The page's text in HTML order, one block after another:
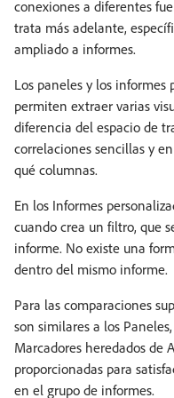
conexiones a diferentes
trata más adelante,
ampliado a informes.
Los paneles y los informes
permiten extraer varias
diferencia del espacio de
correlaciones sencillas y
qué columnas.
En los Informes
cuando crea un filtro, que
informe. No existe una
dentro del mismo informe.
Para las comparaciones
son similares a los
Marcadores heredados de
proporcionadas para
en el grupo de informes.